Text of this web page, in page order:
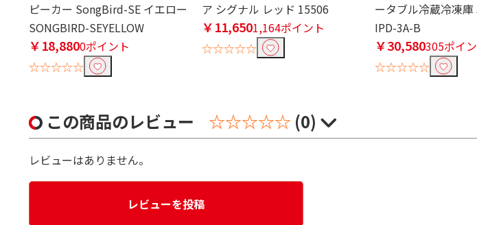
ピーカー SongBird-SE イエロー
SONGBIRD-SEYELLOW
￥18,8800ポイント
☆☆☆☆☆
ア シグナル レッド 15506
￥11,6501,164ポイント
☆☆☆☆☆
ータブル冷蔵冷凍
IPD-3A-B
￥30,580305ポイ
☆☆☆☆☆
この商品のレビュー ☆☆☆☆☆ (0)
レビューはありません。
レビューを投稿